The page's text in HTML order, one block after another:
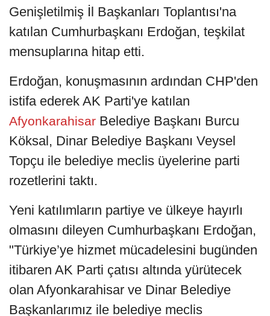
Genişletilmiş İl Başkanları Toplantısı'na
katılan Cumhurbaşkanı Erdoğan, teşkilat
mensuplarına hitap etti.
Erdoğan, konuşmasının ardından CHP'den
istifa ederek AK Parti'ye katılan
Afyonkarahisar Belediye Başkanı Burcu
Köksal, Dinar Belediye Başkanı Veysel
Topçu ile belediye meclis üyelerine parti
rozetlerini taktı.
Yeni katılımların partiye ve ülkeye hayırlı
olmasını dileyen Cumhurbaşkanı Erdoğan,
"Türkiye’ye hizmet mücadelesini bugünden
itibaren AK Parti çatısı altında yürütecek
olan Afyonkarahisar ve Dinar Belediye
Başkanlarımız ile belediye meclis